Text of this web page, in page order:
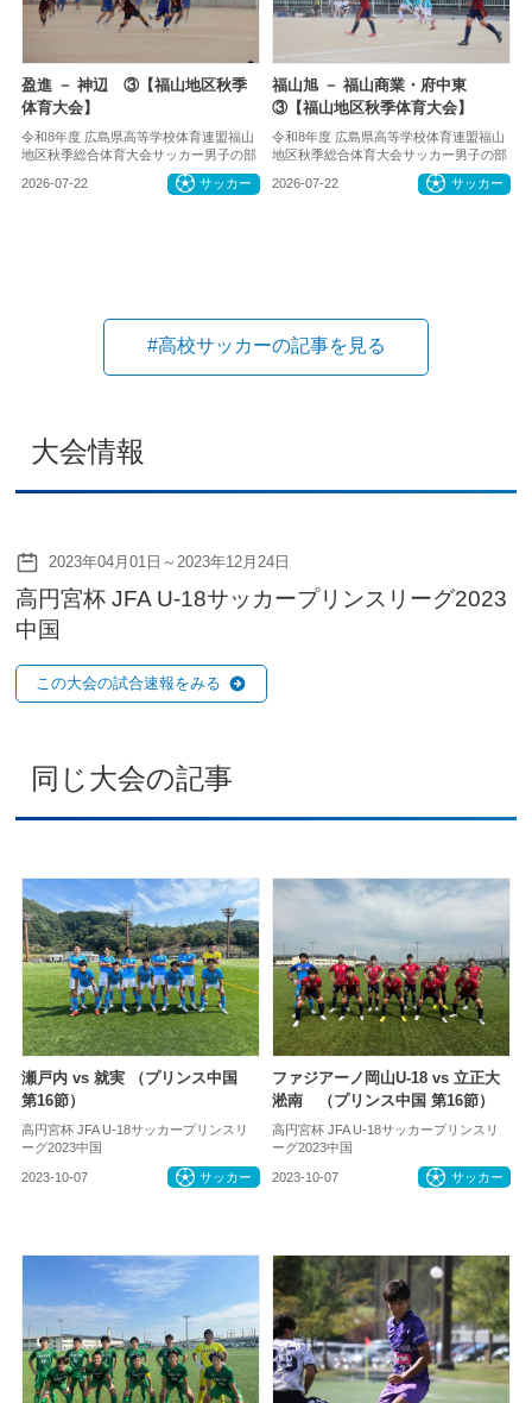
盈進 － 神辺 ③【福山地区秋季
体育大会】
令和8年度 広島県高等学校体育連盟福山
地区秋季総合体育大会サッカー男子の部
2026-07-22 サッカー
福山旭 － 福山商業・府中東
③【福山地区秋季体育大会】
令和8年度 広島県高等学校体育連盟福山
地区秋季総合体育大会サッカー男子の部
2026-07-22 サッカー
#高校サッカーの記事を見る
大会情報
2023年04月01日～2023年12月24日
高円宮杯 JFA U-18サッカープリンスリーグ2023
中国
この大会の試合速報をみる
同じ大会の記事
瀬戸内 vs 就実 （プリンス中国
第16節）
高円宮杯 JFA U-18サッカープリンスリ
ーグ2023中国
2023-10-07 サッカー
ファジアーノ岡山U-18 vs 立正大
淞南 （プリンス中国 第16節）
高円宮杯 JFA U-18サッカープリンスリ
ーグ2023中国
2023-10-07 サッカー